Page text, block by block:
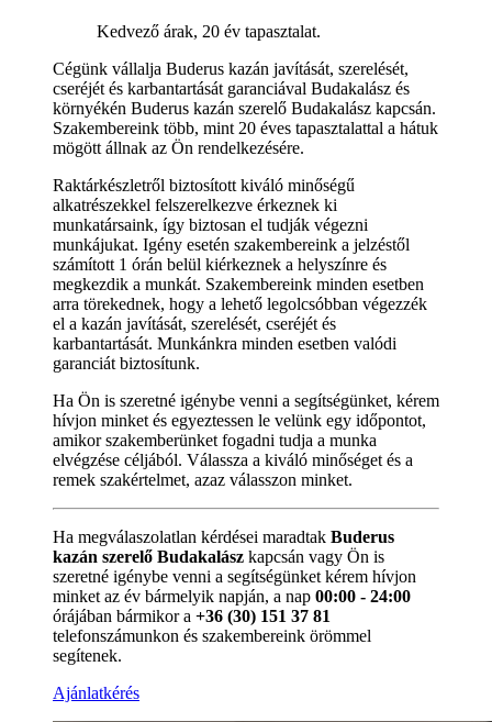
Kedvező árak, 20 év tapasztalat.
Cégünk vállalja Buderus kazán javítását, szerelését,
cseréjét és karbantartását garanciával Budakalász és
környékén Buderus kazán szerelő Budakalász kapcsán.
Szakembereink több, mint 20 éves tapasztalattal a hátuk
mögött állnak az Ön rendelkezésére.
Raktárkészletről biztosított kiváló minőségű
alkatrészekkel felszerelkezve érkeznek ki
munkatársaink, így biztosan el tudják végezni
munkájukat. Igény esetén szakembereink a jelzéstől
számított 1 órán belül kiérkeznek a helyszínre és
megkezdik a munkát. Szakembereink minden esetben
arra törekednek, hogy a lehető legolcsóbban végezzék
el a kazán javítását, szerelését, cseréjét és
karbantartását. Munkánkra minden esetben valódi
garanciát biztosítunk.
Ha Ön is szeretné igénybe venni a segítségünket, kérem
hívjon minket és egyeztessen le velünk egy időpontot,
amikor szakemberünket fogadni tudja a munka
elvégzése céljából. Válassza a kiváló minőséget és a
remek szakértelmet, azaz válasszon minket.
Ha megválaszolatlan kérdései maradtak Buderus
kazán szerelő Budakalász kapcsán vagy Ön is
szeretné igénybe venni a segítségünket kérem hívjon
minket az év bármelyik napján, a nap 00:00 - 24:00
órájában bármikor a +36 (30) 151 37 81
telefonszámunkon és szakembereink örömmel
segítenek.
Ajánlatkérés